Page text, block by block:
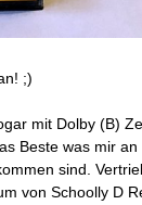
;)
mit Dolby (B)
Beste was mir
sind.
von Schoolly D